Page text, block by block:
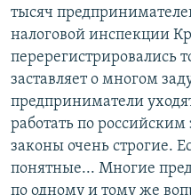
тысяч
налоговой инспекции
перерегистрировались
заставляет о многом
предприниматели
работать по
законы очень строгие.
понятные... Многие
по одному и тому же